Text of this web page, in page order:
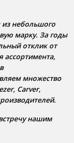
небольшого
марку. За годы
отклик от
множество
Carver,
нашим